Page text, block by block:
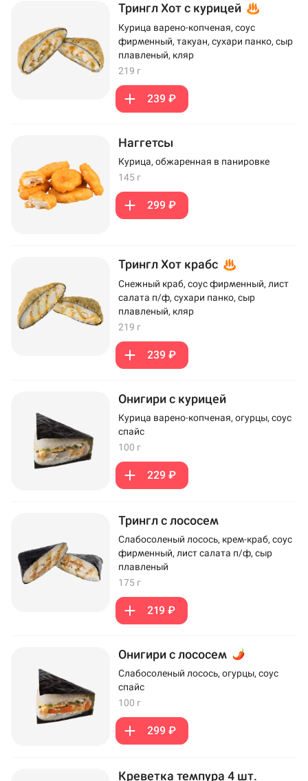
Трингл Хот с курицей
Курица варено-копченая, соус
фирменный, такуан, сухари панко, сыр
плавленый, кляр
219 г
239 ₽
Наггетсы
Курица, обжаренная в панировке
145 г
299 ₽
Трингл Хот крабс
Снежный краб, соус фирменный, лист
салата п/ф, сухари панко, сыр
плавленый, кляр
219 г
239 ₽
Онигири с курицей
Курица варено-копченая, огурцы, соус
спайс
100 г
229 ₽
Трингл с лососем
Слабосоленый лосось, крем-краб, соус
фирменный, лист салата п/ф, сыр
плавленый
175 г
219 ₽
Онигири с лососем
Слабосоленый лосось, огурцы, соус
спайс
100 г
299 ₽
Креветка темпура 4 шт.